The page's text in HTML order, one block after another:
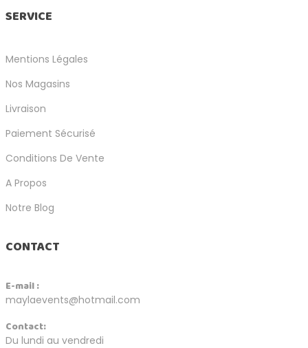
SERVICE
Mentions Légales
Nos Magasins
Livraison
Paiement Sécurisé
Conditions De Vente
A Propos
Notre Blog
CONTACT
E-mail :
maylaevents@hotmail.com
Contact:
Du lundi au vendredi